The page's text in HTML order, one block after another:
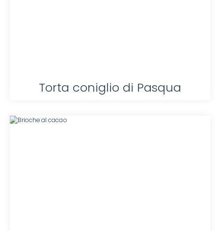
Torta coniglio di Pasqua